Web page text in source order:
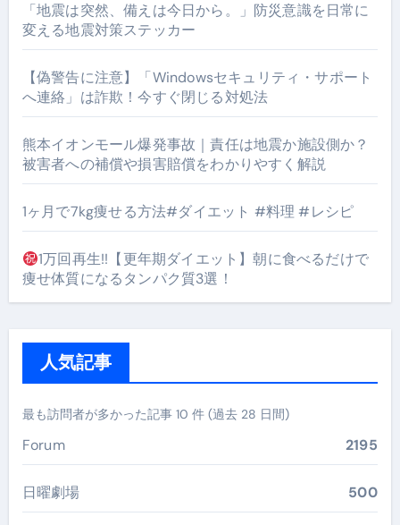
「地震は突然、備えは今日から。」防災意識を日常に
変える地震対策ステッカー
【偽警告に注意】「Windowsセキュリティ・サポート
へ連絡」は詐欺！今すぐ閉じる対処法
熊本イオンモール爆発事故｜責任は地震か施設側か？
被害者への補償や損害賠償をわかりやすく解説
1ヶ月で7kg痩せる方法#ダイエット #料理 #レシピ
1万回再生!!【更年期ダイエット】朝に食べるだけで
痩せ体質になるタンパク質3選！
人気記事
最も訪問者が多かった記事 10 件 (過去 28 日間)
Forum 2195
日曜劇場 500